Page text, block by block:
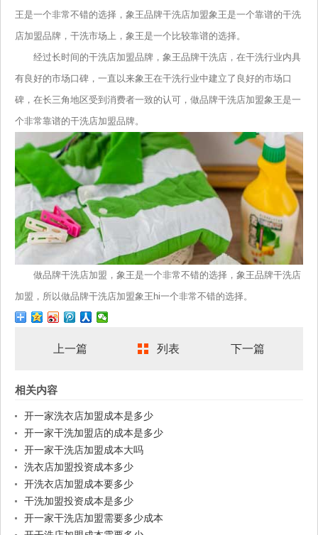
王是一个非常不错的选择，象王品牌干洗店加盟象王是一个靠谱的干洗
店加盟品牌，干洗市场上，象王是一个比较靠谱的选择。
经过长时间的干洗店加盟品牌，象王品牌干洗店，在干洗行业内具
有良好的市场口碑，一直以来象王在干洗行业中建立了良好的市场口
碑，在长三角地区受到消费者一致的认可，做品牌干洗店加盟象王是一
个非常靠谱的干洗店加盟品牌。
做品牌干洗店加盟，象王是一个非常不错的选择，象王品牌干洗店
加盟，所以做品牌干洗店加盟象王hi一个非常不错的选择。
上一篇 列表 下一篇
相关内容
开一家洗衣店加盟成本是多少
开一家干洗加盟店的成本是多少
开一家干洗店加盟成本大吗
洗衣店加盟投资成本多少
开洗衣店加盟成本要多少
干洗加盟投资成本是多少
开一家干洗店加盟需要多少成本